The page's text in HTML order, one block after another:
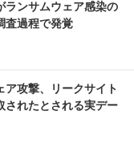
ランサムウェア感染の
査過程で発覚
攻撃、リークサイト
されたとされる実デー